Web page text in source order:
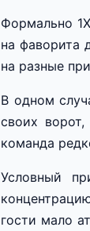
Формально
на фаворита
на разные
В одном
своих
команда
Условный
гости мало